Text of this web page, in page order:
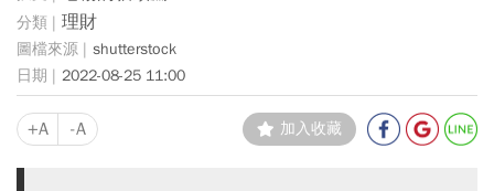
理財
shutterstock
2022-08-25 11:00
+A -A 加入收藏